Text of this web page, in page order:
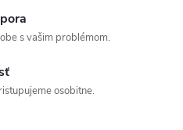
s vašim problémom.
osobitne.
by chaterimo